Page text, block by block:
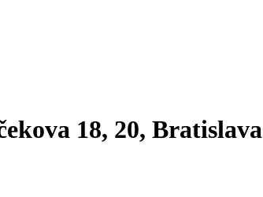
18, 20, Bratislava